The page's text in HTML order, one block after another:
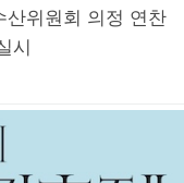
산위원회 의정 연찬
시